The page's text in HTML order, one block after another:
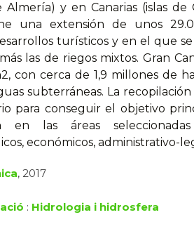
Almería) y en Canarias (islas
una extensión de unos
turísticos y en el que
las de riegos mixtos. Gran
con cerca de 1,9 millones de
subterráneas. La
para conseguir el objetivo
en las áreas
económicos, administrativo-
, 2017
: Hidrologia i hidrosfera